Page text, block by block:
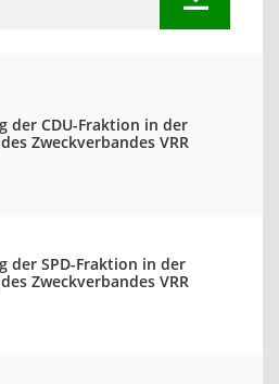
der CDU-Fraktion in der
Zweckverbandes VRR
der SPD-Fraktion in der
Zweckverbandes VRR